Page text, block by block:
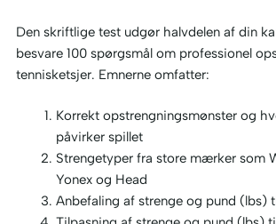
Den skriftlige test udgør halvdelen af din
besvare 100 spørgsmål om professionel
tennisketsjer. Emnerne omfatter:
Korrekt opstrengningsmønster og
påvirker spillet
Strengetyper fra store mærker som
Yonex og Head
Anbefaling af strenge og pund (lbs)